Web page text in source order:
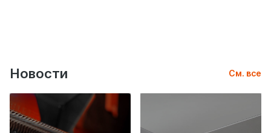
Новости См. все